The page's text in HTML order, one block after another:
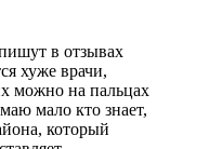
в отзывах
хуже врачи,
можно на пальцах
мало кто знает,
который